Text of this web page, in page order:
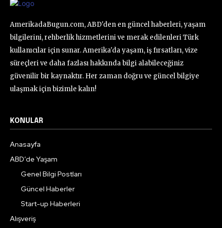
AmerikadaBugun.com, ABD'den en güncel haberleri, yaşam
bilgilerini, rehberlik hizmetlerini ve merak edilenleri Türk
kullanıcılar için sunar. Amerika'da yaşam, iş fırsatları, vize
süreçleri ve daha fazlası hakkında bilgi alabileceğiniz
güvenilir bir kaynaktır. Her zaman doğru ve güncel bilgiye
ulaşmak için bizimle kalın!
KONULAR
Anasayfa
ABD’de Yaşam
Genel Bilgi Postları
Güncel Haberler
Start-up Haberleri
Alışveriş